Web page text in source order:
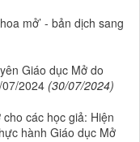
mở’ - bản dịch sang
Giáo dục Mở do
2024 (30/07/2024)
các học giả: Hiện
hành Giáo dục Mở